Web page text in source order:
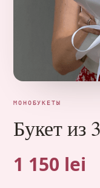
МОНОБУКЕТЫ
Букет из
1 150 lei